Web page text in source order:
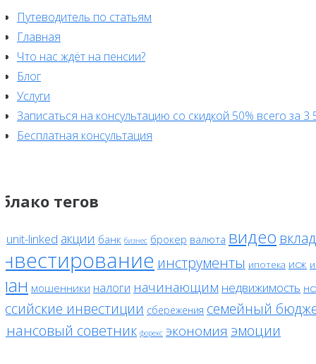
Путеводитель по статьям
Главная
Что нас ждёт на пенсии?
Блог
Услуги
Записаться на консультацию со скидкой 50% всего за 3
Бесплатная консультация
тегов
unit-linked акции банк бизнес брокер валюта видео вклад
инструменты ипотека исж
мошенники налоги начинающим недвижимость
инвестиции сбережения семейный
советник форекс экономия эмоции